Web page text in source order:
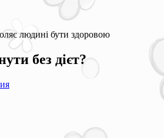
людині бути здоровою
без дієт?